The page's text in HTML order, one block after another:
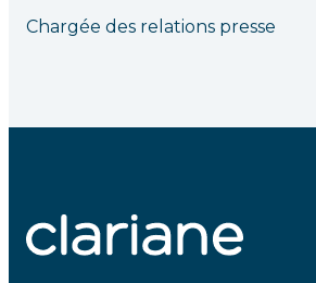
Chargée des relations presse